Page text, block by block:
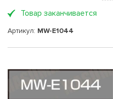
Товар заканчивается
Артикул: MW-E1044